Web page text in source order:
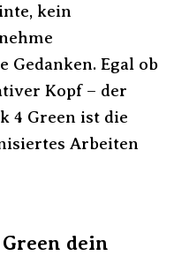
kein
Gedanken. Egal ob
Kopf – der
4 Green ist die
Arbeiten
dein